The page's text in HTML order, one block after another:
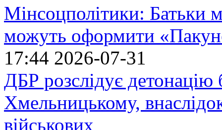
Мінсоцполітики: Батьки
можуть оформити
17:44 2026-07-31
ДБР розслідує детонацію
Хмельницькому,
військових